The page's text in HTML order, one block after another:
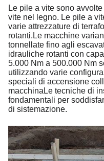
Le pile a vite sono
vite nel legno. Le pile a
varie attrezzature di
rotanti.Le macchine
tonnellate fino agli
idrauliche rotanti con
5.000 Nm a 500.000 Nm
utilizzando varie
speciali di accensione
macchinaLe tecniche di
fondamentali per
di sistemazione.